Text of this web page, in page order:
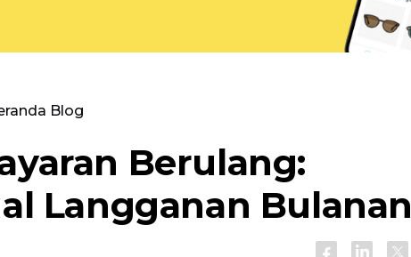
Blog
Berulang:
Langganan Bulanan